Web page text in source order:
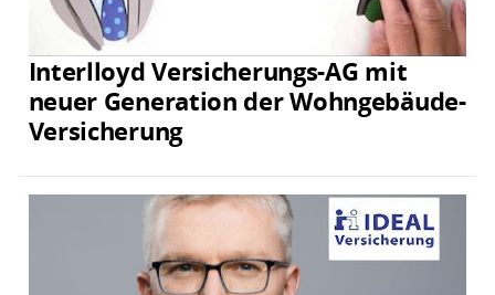
Interlloyd Versicherungs-AG mit
neuer Generation der Wohngebäude-
Versicherung